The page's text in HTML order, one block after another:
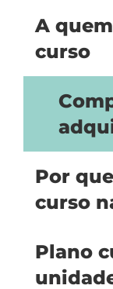
A
curso
Por
curso
Plano